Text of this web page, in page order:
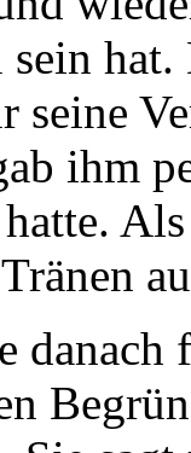
seine
ihm